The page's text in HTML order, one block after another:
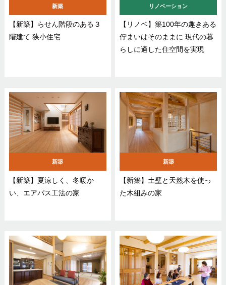
新築
【新築】らせん階段のある３
階建て 狭小住宅
リノベーション
【リノベ】築100年の趣きある
佇まいはそのままに 現代の暮
らしに適した住空間を実現
新築
【新築】夏涼しく、冬暖か
い、エアパス工法の家
新築
【新築】土壁と天然木を使っ
た木組みの家